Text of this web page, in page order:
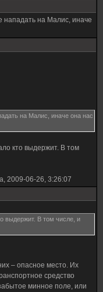
нападать на Малис, иначе
на Малис, иначе она нас
кто выдержит. В том
2009-06-26, 3:26:07
выдержит. В том числе, и
– опасное место. Их
средство
минное поле, или